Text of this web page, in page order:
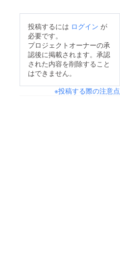
投稿するには ログイン が
必要です。
プロジェクトオーナーの承
認後に掲載されます。承認
された内容を削除すること
はできません。
※投稿する際の注意点